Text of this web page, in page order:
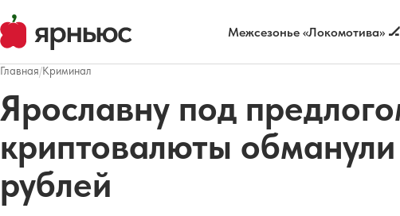
Межсезонье «Локомотива»
Главная/Криминал
Ярославну под
криптовалюты
рублей